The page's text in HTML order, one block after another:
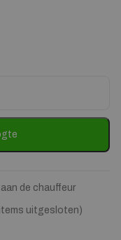
58,-.
de chauffeur
uitgesloten)